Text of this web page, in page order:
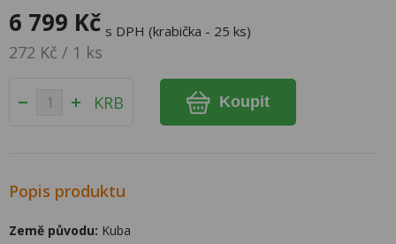
6 799 Kč s DPH (krabička - 25 ks)
272 Kč / 1 ks
KRB Koupit
Popis produktu
Země původu: Kuba